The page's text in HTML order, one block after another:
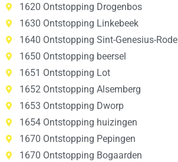
1620 Ontstopping Drogenbos
1630 Ontstopping Linkebeek
1640 Ontstopping Sint-Genesius-Rode
1650 Ontstopping beersel
1651 Ontstopping Lot
1652 Ontstopping Alsemberg
1653 Ontstopping Dworp
1654 Ontstopping huizingen
1670 Ontstopping Pepingen
1670 Ontstopping Bogaarden